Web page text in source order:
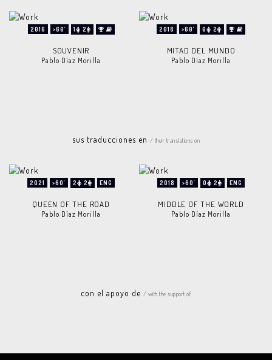
2016 >60' 1 2
SOUVENIR
Pablo Díaz Morilla
2018 >60' 0 2
MITAD DEL MUNDO
Pablo Díaz Morilla
sus traducciones en / their translations on
2021 >60' 2 2 ENG
QUEEN OF THE ROAD
Pablo Díaz Morilla
2018 >60' 0 2 ENG
MIDDLE OF THE WORLD
Pablo Díaz Morilla
con el apoyo de / with the support of